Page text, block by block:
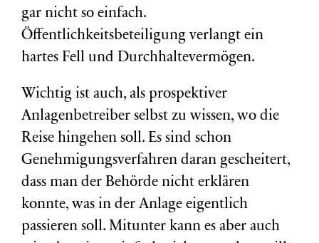
gar nicht so einfach.
Öffentlichkeitsbeteiligung verlangt ein
hartes Fell und Durchhaltevermögen.
Wichtig ist auch, als prospektiver
Anlagenbetreiber selbst zu wissen, wo die
Reise hingehen soll. Es sind schon
Genehmigungsverfahren daran gescheitert,
dass man der Behörde nicht erklären
konnte, was in der Anlage eigentlich
passieren soll. Mitunter kann es aber auch